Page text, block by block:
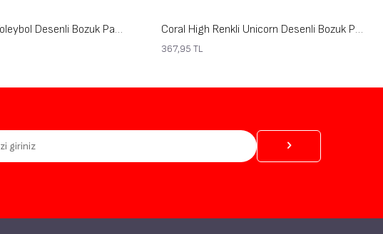
Coral High Mor Voleybol Desenli Bozuk Para Çantası 21905 Coral High Renkli Unicorn Desenli Bozuk Para Çantası 21903
367,95 TL